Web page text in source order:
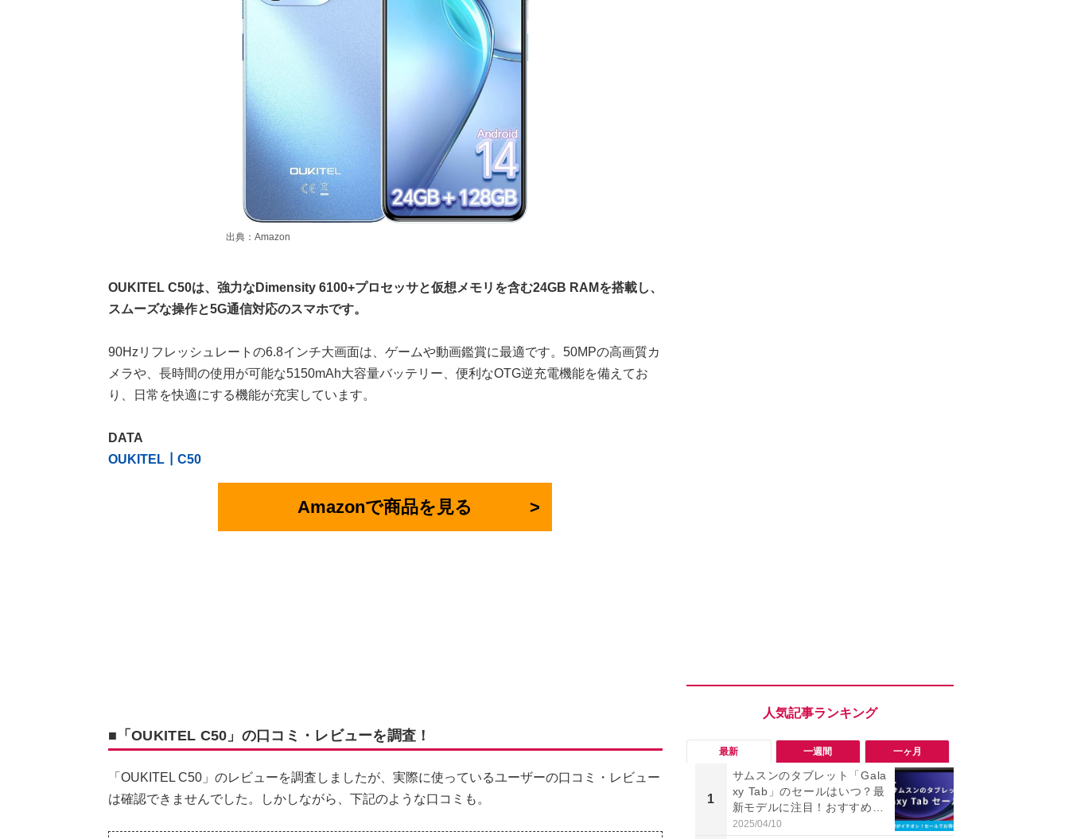
出典：Amazon
OUKITEL C50は、強力なDimensity 6100+プロセッサと仮想メモリを含む24GB RAMを搭載し、
スムーズな操作と5G通信対応のスマホです。
90Hzリフレッシュレートの6.8インチ大画面は、ゲームや動画鑑賞に最適です。50MPの高画質カ
メラや、長時間の使用が可能な5150mAh大容量バッテリー、便利なOTG逆充電機能を備えてお
り、日常を快適にする機能が充実しています。
DATA
OUKITEL┃C50
Amazonで商品を見る
■「OUKITEL C50」の口コミ・レビューを調査！
「OUKITEL C50」のレビューを調査しましたが、実際に使っているユーザーの口コミ・レビュー
は確認できませんでした。しかしながら、下記のような口コミも。
最新 一週間 一ヶ月
1
サムスンのタブレット「Gala
xy Tab」のセールはいつ？最
新モデルに注目！おすすめ商
品17選も紹介
2025/04/10